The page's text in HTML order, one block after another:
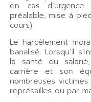
en cas
préalable, mise à
cours).
Le harcèlement
banalisé. Lorsqu’il
la santé du
carrière et son
nombreuses
représailles ou par